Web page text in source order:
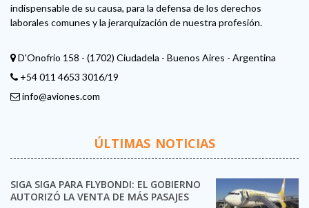
indispensable de su causa, para la defensa de los derechos
laborales comunes y la jerarquización de nuestra profesión.
D'Onofrio 158 - (1702) Ciudadela - Buenos Aires - Argentina
+54 011 4653 3016/19
info@aviones.com
ÚLTIMAS NOTICIAS
SIGA SIGA PARA FLYBONDI: EL GOBIERNO
AUTORIZÓ LA VENTA DE MÁS PASAJES